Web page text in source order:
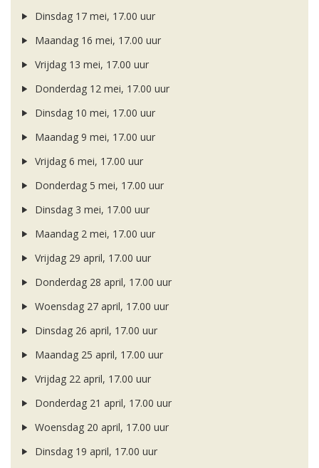
Dinsdag 17 mei, 17.00 uur
Maandag 16 mei, 17.00 uur
Vrijdag 13 mei, 17.00 uur
Donderdag 12 mei, 17.00 uur
Dinsdag 10 mei, 17.00 uur
Maandag 9 mei, 17.00 uur
Vrijdag 6 mei, 17.00 uur
Donderdag 5 mei, 17.00 uur
Dinsdag 3 mei, 17.00 uur
Maandag 2 mei, 17.00 uur
Vrijdag 29 april, 17.00 uur
Donderdag 28 april, 17.00 uur
Woensdag 27 april, 17.00 uur
Dinsdag 26 april, 17.00 uur
Maandag 25 april, 17.00 uur
Vrijdag 22 april, 17.00 uur
Donderdag 21 april, 17.00 uur
Woensdag 20 april, 17.00 uur
Dinsdag 19 april, 17.00 uur